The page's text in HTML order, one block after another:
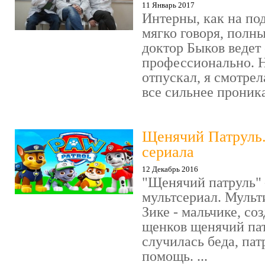
11 Январь 2017
Интерны, как на
мягко говоря,
доктор Быков ведет
профессионально.
отпускал, я
все сильнее
Щенячий
сериала
12 Декабрь 2016
"Щенячий патруль"
мультсериал.
Зике - мальчике,
щенков щенячий
случилась беда,
помощь. ...